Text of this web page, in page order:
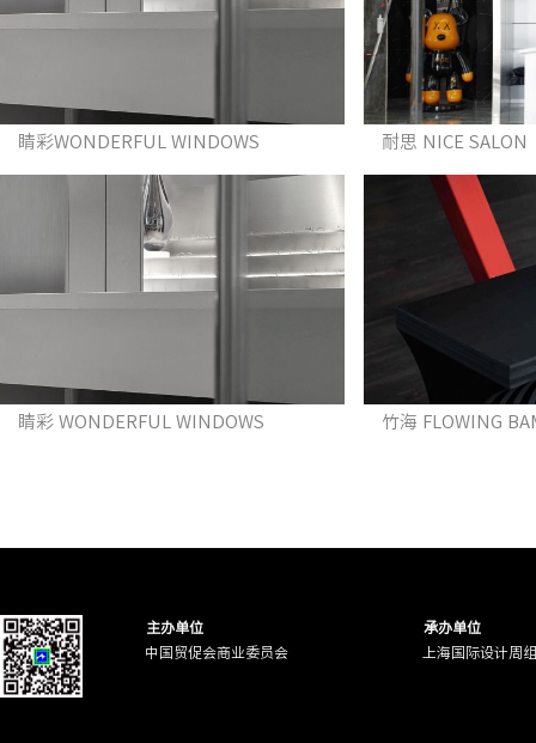
睛彩WONDERFUL WINDOWS 耐思 NICE SALON
睛彩 WONDERFUL WINDOWS 竹海 FLOWING
3CM SALON
主办单位
承办单位
中国贸促会商业委员会
上海国际设计周